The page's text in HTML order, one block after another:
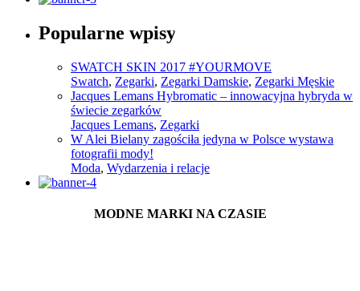
Sprawdź
Popularne wpisy
SWATCH SKIN 2017 #YOURMOVE
Swatch, Zegarki, Zegarki Damskie, Zegarki Męskie
Jacques Lemans Hybromatic – innowacyjna hybryda w
świecie zegarków
Jacques Lemans, Zegarki
W Alei Bielany zagościła jedyna w Polsce wystawa
fotografii mody!
Moda, Wydarzenia i relacje
MODNE MARKI NA CZASIE